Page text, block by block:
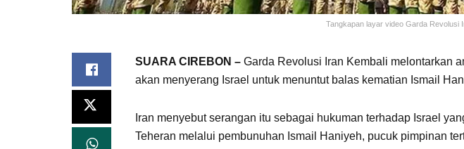
Tangkapan layar video Garda Revolusi
SUARA CIREBON – Garda Revolusi Iran Kembali melontarkan
akan menyerang Israel untuk menuntut balas kematian Ismail
Iran menyebut serangan itu sebagai hukuman terhadap Israel
Teheran melalui pembunuhan Ismail Haniyeh, pucuk pimpinan